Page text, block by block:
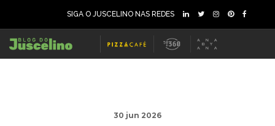
SIGA O JUSCELINO NAS REDES
30 jun 2026